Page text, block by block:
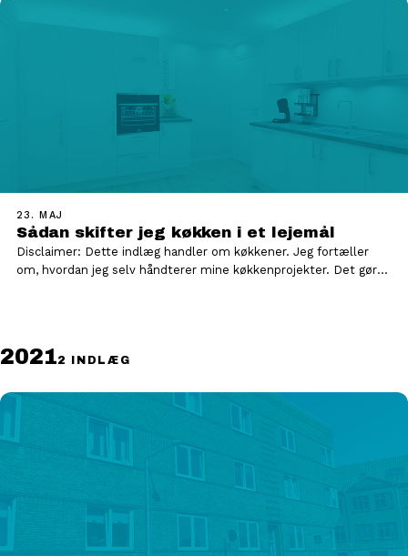
23. MAJ
Sådan skifter jeg køkken i et lejemål
Disclaimer: Dette indlæg handler om køkkener. Jeg fortæller
om, hvordan jeg selv håndterer mine køkkenprojekter. Det gør
20212 INDLÆG